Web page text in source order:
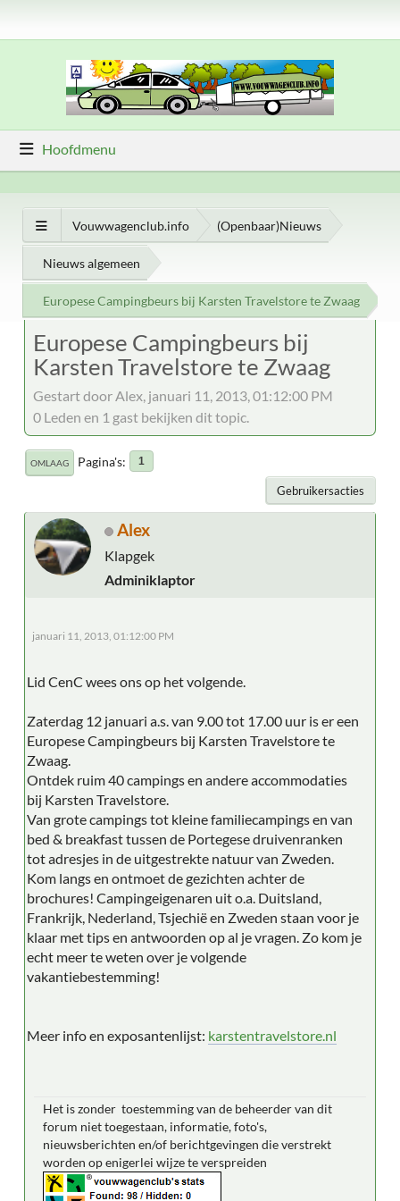
Hoofdmenu
Vouwwagenclub.info (Openbaar)Nieuws
Nieuws algemeen
Europese Campingbeurs bij Karsten Travelstore te Zwaag
Europese Campingbeurs bij
Karsten Travelstore te Zwaag
Gestart door Alex, januari 11, 2013, 01:12:00 PM
0 Leden en 1 gast bekijken dit topic.
OMLAAG Pagina's 1
Gebruikersacties
Alex
Klapgek
Adminiklaptor
januari 11, 2013, 01:12:00 PM
Lid CenC wees ons op het volgende.
Zaterdag 12 januari a.s. van 9.00 tot 17.00 uur is er een
Europese Campingbeurs bij Karsten Travelstore te
Zwaag.
Ontdek ruim 40 campings en andere accommodaties
bij Karsten Travelstore.
Van grote campings tot kleine familiecampings en van
bed & breakfast tussen de Portegese druivenranken
tot adresjes in de uitgestrekte natuur van Zweden.
Kom langs en ontmoet de gezichten achter de
brochures! Campingeigenaren uit o.a. Duitsland,
Frankrijk, Nederland, Tsjechië en Zweden staan voor je
klaar met tips en antwoorden op al je vragen. Zo kom je
echt meer te weten over je volgende
vakantiebestemming!
Meer info en exposantenlijst: karstentravelstore.nl
Het is zonder toestemming van de beheerder van dit
forum niet toegestaan, informatie, foto's,
nieuwsberichten en/of berichtgevingen die verstrekt
worden op enigerlei wijze te verspreiden